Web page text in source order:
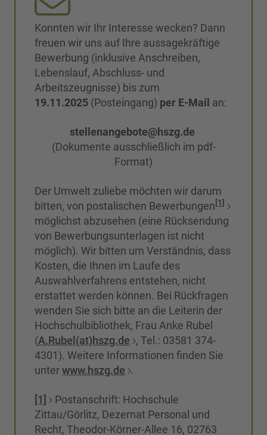
Konnten wir Ihr Interesse wecken? Dann
freuen wir uns auf Ihre aussagekräftige
Bewerbung (inklusive Anschreiben,
Lebenslauf, Abschluss- und
Arbeitszeugnisse) bis zum
19.11.2025 (Posteingang) per E-Mail an:
stellenangebote@hszg.de
(Dokumente ausschließlich im pdf-
Format)
Der Umwelt zuliebe möchten wir darum
bitten, von postalischen Bewerbungen[1]
möglichst abzusehen (eine Rücksendung
von Bewerbungsunterlagen ist nicht
möglich). Wir bitten um Verständnis, dass
Kosten, die Ihnen im Laufe des
Auswahlverfahrens entstehen, nicht
erstattet werden können. Bei Rückfragen
wenden Sie sich bitte an die Leiterin der
Hochschulbibliothek, Frau Anke Rubel
(A.Rubel(at)hszg.de , Tel.: 03581 374-
4301). Weitere Informationen finden Sie
unterwww.hszg.de .
[1]
Postanschrift: Hochschule
Zittau/Görlitz, Dezernat Personal und
Recht, Theodor-Körner-Allee 16, 02763